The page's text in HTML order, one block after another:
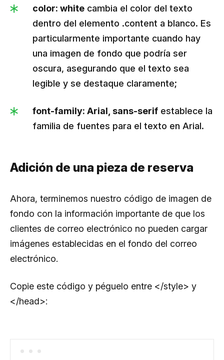
color: white cambia el color del texto
dentro del elemento .content a blanco. Es
particularmente importante cuando hay
una imagen de fondo que podría ser
oscura, asegurando que el texto sea
legible y se destaque claramente;
font-family: Arial, sans-serif establece la
familia de fuentes para el texto en Arial.
Adición de una pieza de reserva
Ahora, terminemos nuestro código de imagen de
fondo con la información importante de que los
clientes de correo electrónico no pueden cargar
imágenes establecidas en el fondo del correo
electrónico.
Copie este código y péguelo entre </style> y
</head>: